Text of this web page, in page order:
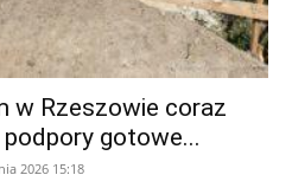
w Rzeszowie coraz
gotowe...
2026 15:18